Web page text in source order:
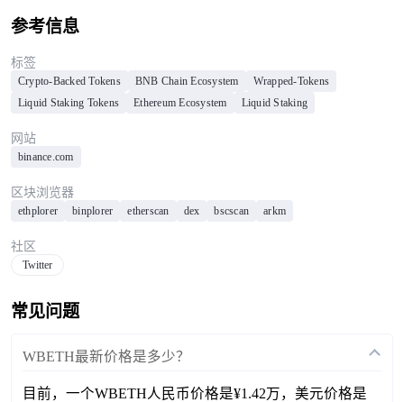
参考信息
标签
Crypto-Backed Tokens BNB Chain Ecosystem
Wrapped-Tokens
Liquid Staking Tokens
Ethereum Ecosystem Liquid Staking
网站
binance.com
区块浏览器
ethplorer binplorer etherscan dex bscscan arkm
社区
Twitter
常见问题
WBETH最新价格是多少？
目前，一个WBETH人民币价格是¥1.42万，美元价格是